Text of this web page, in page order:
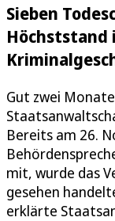
Sieben
Höchststand
Gut zwei
Bereits am 26.
mit, wurde das
gesehen
erklärte